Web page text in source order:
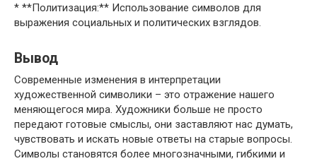
* **Политизация:** Использование символов для
выражения социальных и политических взглядов.
Вывод
Современные изменения в интерпретации
художественной символики – это отражение нашего
меняющегося мира. Художники больше не просто
передают готовые смыслы, они заставляют нас думать,
чувствовать и искать новые ответы на старые вопросы.
Символы становятся более многозначными, гибкими и